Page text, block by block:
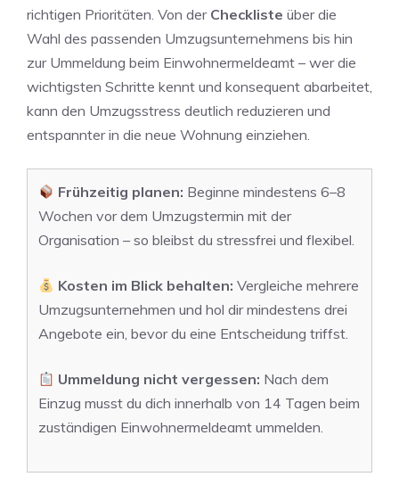
richtigen Prioritäten. Von der Checkliste über die
Wahl des passenden Umzugsunternehmens bis hin
zur Ummeldung beim Einwohnermeldeamt – wer die
wichtigsten Schritte kennt und konsequent abarbeitet,
kann den Umzugsstress deutlich reduzieren und
entspannter in die neue Wohnung einziehen.
Frühzeitig planen: Beginne mindestens 6–8
Wochen vor dem Umzugstermin mit der
Organisation – so bleibst du stressfrei und flexibel.
Kosten im Blick behalten: Vergleiche mehrere
Umzugsunternehmen und hol dir mindestens drei
Angebote ein, bevor du eine Entscheidung triffst.
Ummeldung nicht vergessen: Nach dem
Einzug musst du dich innerhalb von 14 Tagen beim
zuständigen Einwohnermeldeamt ummelden.